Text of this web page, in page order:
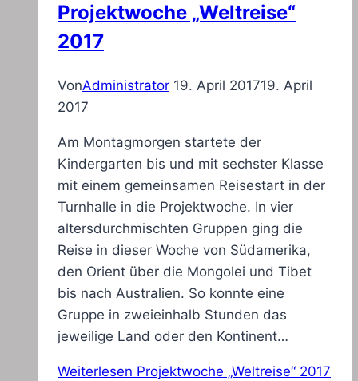
Projektwoche „Weltreise“
2017
VonAdministrator 19. April 201719. April
2017
Am Montagmorgen startete der
Kindergarten bis und mit sechster Klasse
mit einem gemeinsamen Reisestart in der
Turnhalle in die Projektwoche. In vier
altersdurchmischten Gruppen ging die
Reise in dieser Woche von Südamerika,
den Orient über die Mongolei und Tibet
bis nach Australien. So konnte eine
Gruppe in zweieinhalb Stunden das
jeweilige Land oder den Kontinent…
Weiterlesen Projektwoche „Weltreise“ 2017